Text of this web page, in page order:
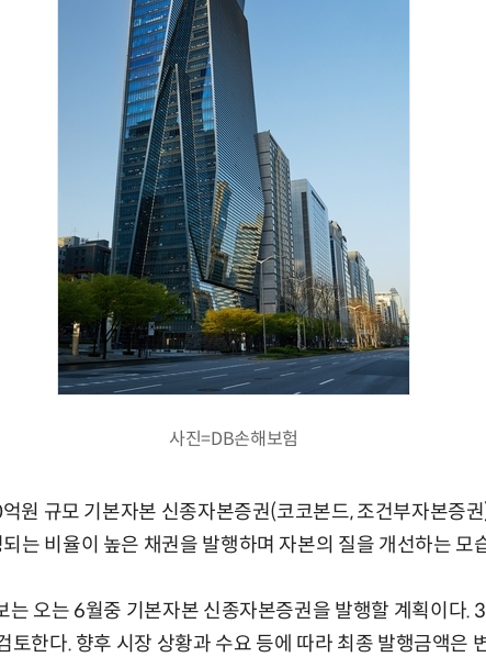
사진=DB손해보험
원 규모 기본자본 신종자본증권(코코본드, 조건부자본증
는 비율이 높은 채권을 발행하며 자본의 질을 개선하는 모
는 오는 6월중 기본자본 신종자본증권을 발행할 계획이다.
한다. 향후 시장 상황과 수요 등에 따라 최종 발행금액은